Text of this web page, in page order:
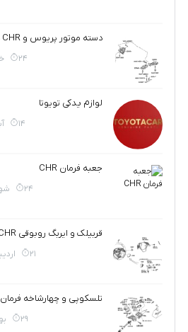
دسته موتور پریوس و CHR هیبرید
24 خرداد 1405
لوازم یدکی تویوتا
14 آبان 1404
جعبه فرمان CHR
24 شهریور 1404
قربیلک و ایربگ روبوقی CHR
21 اردیبهشت 1404
تلسکوپی و چهارشاخه فرمان CHR
29 بهمن 1403